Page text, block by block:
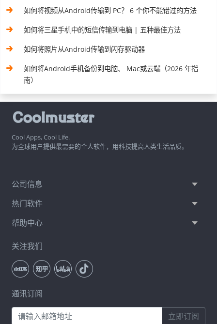
如何将视频从Android传输到 PC？ 6 个你不能错过的方法
如何将三星手机中的短信传输到电脑 | 五种最佳方法
如何将照片从Android传输到闪存驱动器
如何将Android手机备份到电脑、 Mac或云端（2026 年指
南）
Cool Apps, Cool Life.
为全球用户提供最需要的个人软件，用科技提高人类生活品质。
公司信息
热门软件
帮助中心
关注我们
通讯订阅
立即订阅